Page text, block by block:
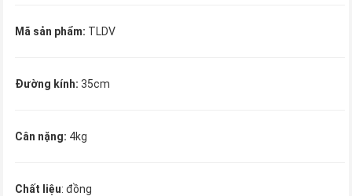
Mã sản phẩm: TLDV
Đường kính: 35cm
Cân nặng: 4kg
Chất liệu: đồng